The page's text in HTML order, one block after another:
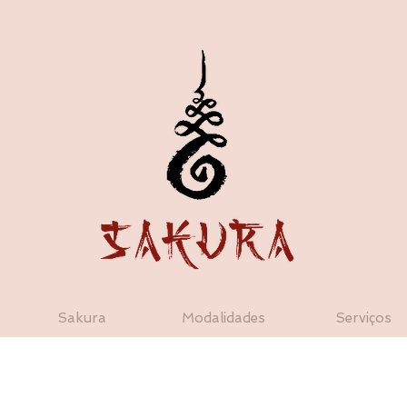
Sakura Modalidades Serviços